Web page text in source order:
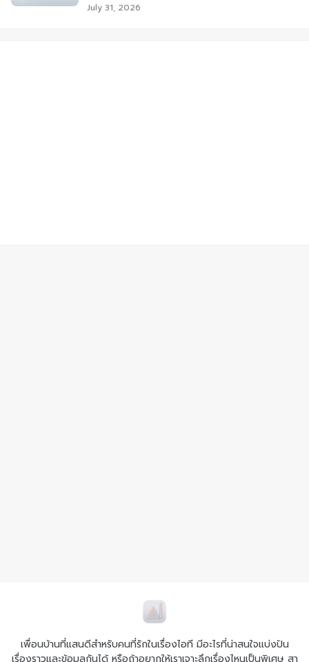
July 31, 2026
เพื่อนบ้านที่แสนดีสำหรับคนที่รักในเรื่องไอที มีอะไรที่น่าสนใจแบ่งปัน
เรื่องราวและข้อมูลกันได้ หรือถ้าอยากให้เราเจาะลึกเรื่องไหนเป็นพิเศษ สา